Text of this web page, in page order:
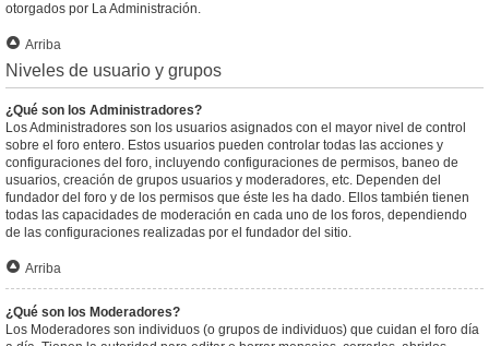
otorgados por La Administración.
Arriba
Niveles de usuario y grupos
¿Qué son los Administradores?
Los Administradores son los usuarios asignados con el mayor nivel de control
sobre el foro entero. Estos usuarios pueden controlar todas las acciones y
configuraciones del foro, incluyendo configuraciones de permisos, baneo de
usuarios, creación de grupos usuarios y moderadores, etc. Dependen del
fundador del foro y de los permisos que éste les ha dado. Ellos también tienen
todas las capacidades de moderación en cada uno de los foros, dependiendo
de las configuraciones realizadas por el fundador del sitio.
Arriba
¿Qué son los Moderadores?
Los Moderadores son individuos (o grupos de individuos) que cuidan el foro día